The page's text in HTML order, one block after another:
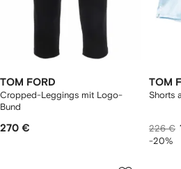
TOM FORD
Cropped-Leggings mit Logo-
Bund
270 €
TOM
Shorts
226 €
-20%